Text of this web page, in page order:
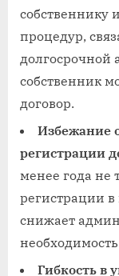
собственнику
процедур,
долгосрочной
собственник
договор.
Избежание
регистрации
менее года не
регистрации в
снижает
Гибкость в